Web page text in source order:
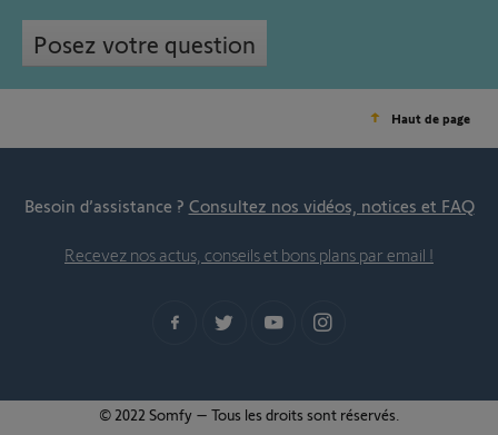
Posez votre question
Haut de page
Besoin d’assistance ? Consultez nos vidéos, notices et FAQ
Recevez nos actus, conseils et bons plans par email !
© 2022 Somfy – Tous les droits sont réservés.